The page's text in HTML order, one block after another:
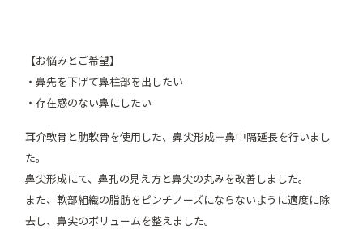
【お悩みとご希望】
・鼻先を下げて鼻柱部を出したい
・存在感のない鼻にしたい
耳介軟骨と肋軟骨を使用した、鼻尖形成＋鼻中隔延長を行いまし
た。
鼻尖形成にて、鼻孔の見え方と鼻尖の丸みを改善しました。
また、軟部組織の脂肪をピンチノーズにならないように適度に除
去し、鼻尖のボリュームを整えました。